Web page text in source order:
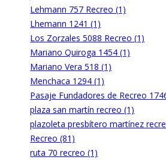
Lehmann 757 Recreo (1)
Lhemann 1241 (1)
Los Zorzales 5088 Recreo (1)
Mariano Quiroga 1454 (1)
Mariano Vera 518 (1)
Menchaca 1294 (1)
Pasaje Fundadores de Recreo
plaza san martín recreo (1)
plazoleta presbítero martínez
Recreo (81)
ruta 70 recreo (1)